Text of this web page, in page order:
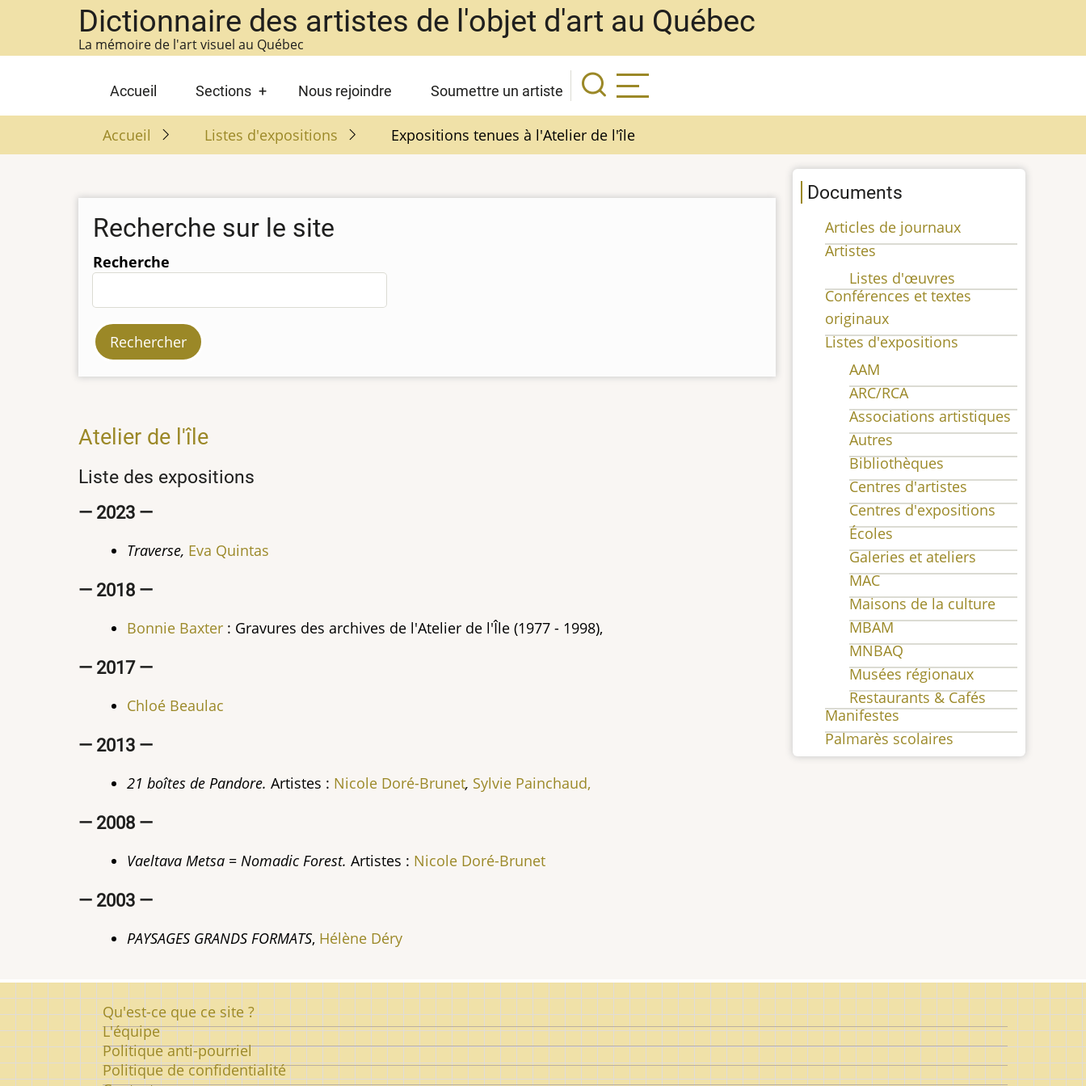
contenu
Dictionnaire des artistes de l'objet d'art au Québec
La mémoire de l'art visuel au Québec
Main
navigation
Accueil Sections Nous rejoindre Soumettre un artiste
Accueil Listes d'expositions Expositions tenues à l'Atelier de l'île
Recherche sur le site
Recherche
Atelier de l'île
Liste des expositions
— 2023 —
Traverse, Eva Quintas
— 2018 —
Bonnie Baxter : Gravures des archives de l'Atelier de l'Île (1977 - 1998),
— 2017 —
Chloé Beaulac
— 2013 —
21 boîtes de Pandore. Artistes : Nicole Doré-Brunet, Sylvie Painchaud,
— 2008 —
Vaeltava Metsa = Nomadic Forest. Artistes : Nicole Doré-Brunet
— 2003 —
PAYSAGES GRANDS FORMATS, Hélène Déry
Documents
Articles de journaux
Artistes
Listes d'œuvres
Conférences et textes
originaux
Listes d'expositions
AAM
ARC/RCA
Associations artistiques
Autres
Bibliothèques
Centres d'artistes
Centres d'expositions
Écoles
Galeries et ateliers
MAC
Maisons de la culture
MBAM
MNBAQ
Musées régionaux
Restaurants & Cafés
Manifestes
Palmarès scolaires
Pied
de
page
Qu'est-ce que ce site ?
L'équipe
Politique anti-pourriel
Politique de confidentialité